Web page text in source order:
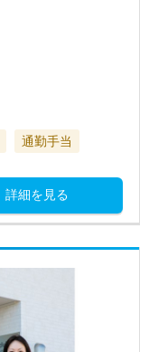
通勤手当
詳細を見る